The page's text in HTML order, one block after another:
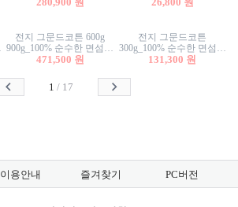
전지 그문드코튼 600g
900g_100% 순수한 면섬유
로 만든 친환경프리미엄
471,500 원
전지 그문드코튼
300g_100% 순수한 면섬유
로 만든 친환경프리미엄
131,300 원
1 / 17
이용안내 즐겨찾기 PC버전